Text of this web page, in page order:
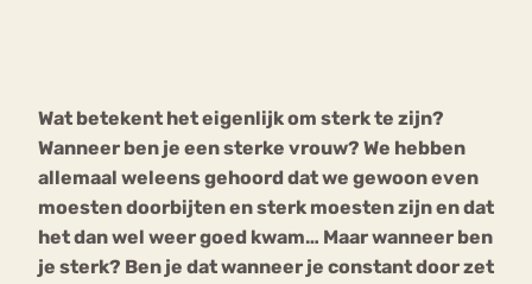
Wat betekent het eigenlijk om sterk te zijn?
Wanneer ben je een sterke vrouw? We hebben
allemaal weleens gehoord dat we gewoon even
moesten doorbijten en sterk moesten zijn en dat
het dan wel weer goed kwam… Maar wanneer ben
je sterk? Ben je dat wanneer je constant door zet
Forum
mia
Nerv
osa
Eetstoornis Anorexia Nervosa
Eetbuien Piekeren Sport
Trauma
Orthorexia
Afvallen Angst